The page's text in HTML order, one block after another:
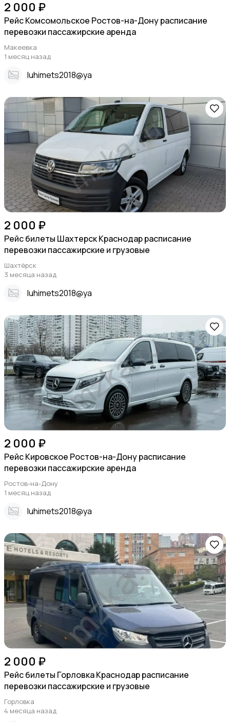
2 000 ₽
Рейс Комсомольское Ростов-на-Дону расписание
перевозки пассажирские аренда
Макеевка
1 месяц назад
Iuhimets2018@ya
2 000 ₽
Рейс билеты Шахтерск Краснодар расписание
перевозки пассажирские и грузовые
Шахтёрск
3 месяца назад
Iuhimets2018@ya
2 000 ₽
Рейс Кировское Ростов-на-Дону расписание
перевозки пассажирские аренда
Ростов-на-Дону
1 месяц назад
Iuhimets2018@ya
2 000 ₽
Рейс билеты Горловка Краснодар расписание
перевозки пассажирские и грузовые
Горловка
4 месяца назад